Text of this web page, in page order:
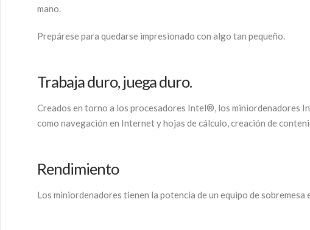
mano.
Prepárese para quedarse impresionado con algo tan pequeño.
Trabaja duro, juega duro.
Creados en torno a los procesadores Intel®, los miniordenadores
como navegación en Internet y hojas de cálculo, creación de
Rendimiento
Los miniordenadores tienen la potencia de un equipo de sobremesa